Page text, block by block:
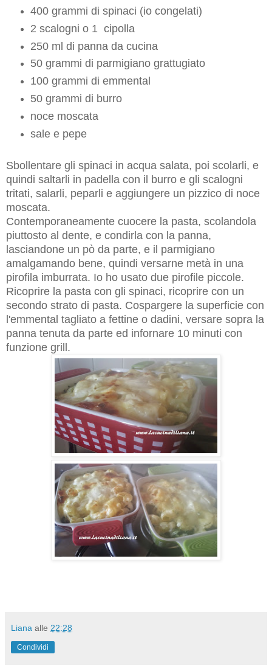
400 grammi di spinaci (io congelati)
2 scalogni o 1 cipolla
250 ml di panna da cucina
50 grammi di parmigiano grattugiato
100 grammi di emmental
50 grammi di burro
noce moscata
sale e pepe
Sbollentare gli spinaci in acqua salata, poi scolarli, e
quindi saltarli in padella con il burro e gli scalogni
tritati, salarli, peparli e aggiungere un pizzico di noce
moscata.
Contemporaneamente cuocere la pasta, scolandola
piuttosto al dente, e condirla con la panna,
lasciandone un pò da parte, e il parmigiano
amalgamando bene, quindi versarne metà in una
pirofila imburrata. Io ho usato due pirofile piccole.
Ricoprire la pasta con gli spinaci, ricoprire con un
secondo strato di pasta. Cospargere la superficie con
l'emmental tagliato a fettine o dadini, versare sopra la
panna tenuta da parte ed infornare 10 minuti con
funzione grill.
Liana alle 22:28
Condividi